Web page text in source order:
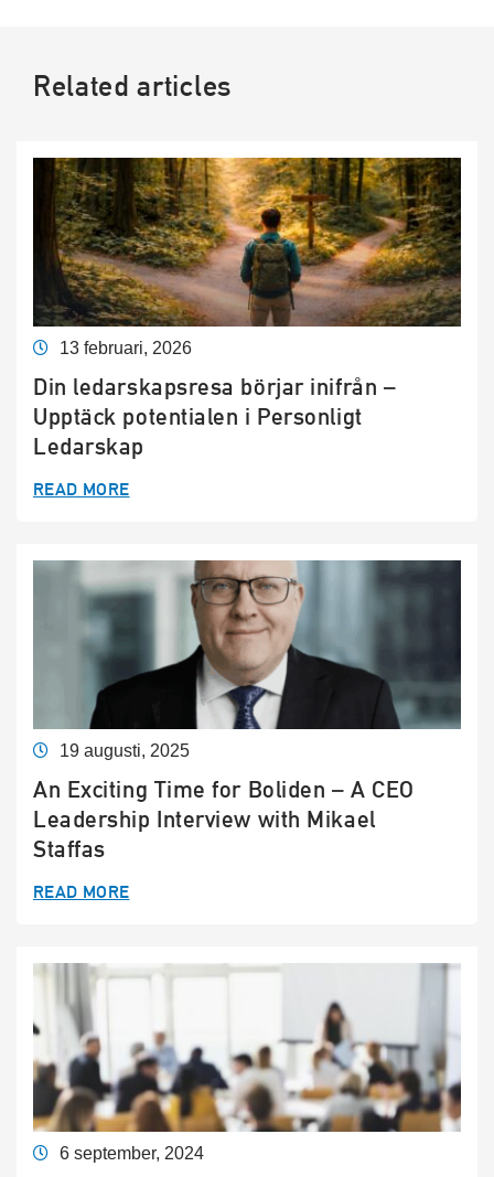
Related articles
13 februari, 2026
Din ledarskapsresa börjar inifrån –
Upptäck potentialen i Personligt
Ledarskap
READ MORE
19 augusti, 2025
An Exciting Time for Boliden – A CEO
Leadership Interview with Mikael
Staffas
READ MORE
6 september, 2024